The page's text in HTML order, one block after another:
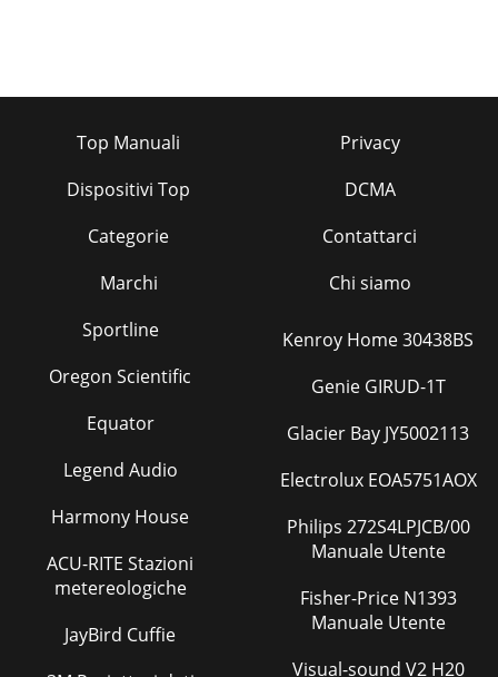
Top Manuali
Dispositivi Top
Categorie
Marchi
Privacy
DCMA
Contattarci
Chi siamo
Sportline
Oregon Scientific
Equator
Legend Audio
Harmony House
ACU-RITE Stazioni
metereologiche
JayBird Cuffie
Kenroy Home 30438BS
Genie GIRUD-1T
Glacier Bay JY5002113
Electrolux EOA5751AOX
Philips 272S4LPJCB/00
Manuale Utente
Fisher-Price N1393
Manuale Utente
Visual-sound V2 H20